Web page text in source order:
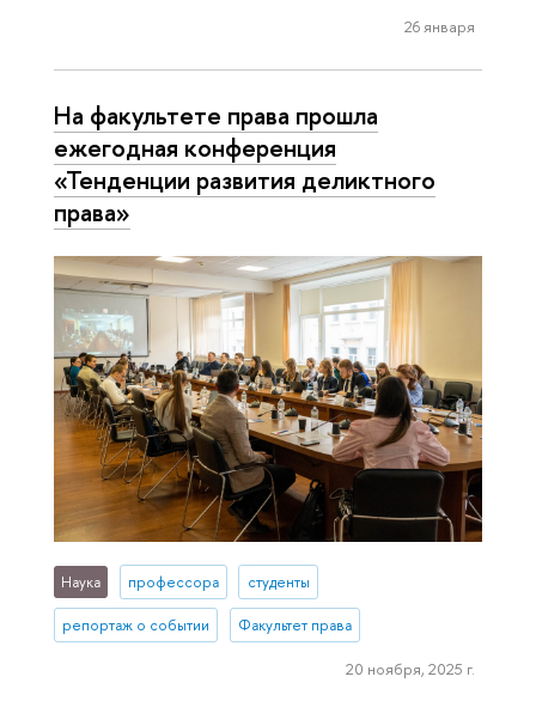
26 января
На факультете права прошла
ежегодная конференция
«Тенденции развития деликтного
права»
Наука профессора студенты
репортаж о событии Факультет права
20 ноября, 2025 г.